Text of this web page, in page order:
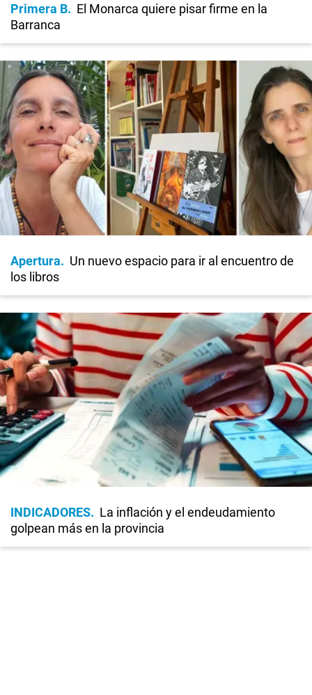
Primera B
El Monarca quiere pisar firme en la
Barranca
Apertura
Un nuevo espacio para ir al encuentro de
los libros
INDICADORES
La inflación y el endeudamiento
golpean más en la provincia